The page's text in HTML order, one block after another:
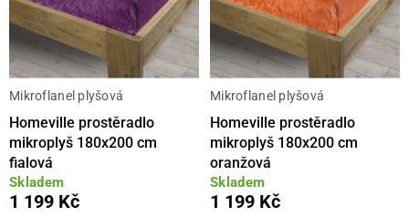
Mikroflanel plyšová
Homeville prostěradlo
mikroplyš 180x200 cm
fialová
Skladem
1 199 Kč
Mikroflanel plyšová
Homeville prostěradlo
mikroplyš 180x200 cm
oranžová
Skladem
1 199 Kč